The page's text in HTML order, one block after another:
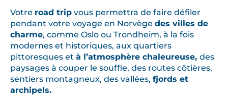
r
e
d
e
m
a
Votre road trip vous permettra de faire défiler
pendant votre voyage en Norvège des villes de
charme, comme Oslo ou Trondheim, à la fois
modernes et historiques, aux quartiers
pittoresques et à l’atmosphère chaleureuse, des
paysages à couper le souffle, des routes côtières,
sentiers montagneux, des vallées, fjords et
archipels.